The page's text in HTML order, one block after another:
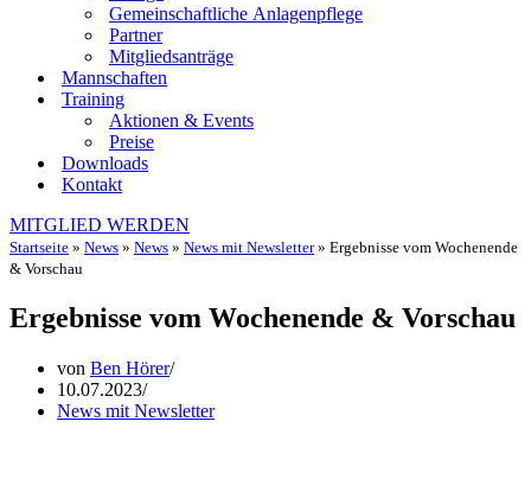
Gemeinschaftliche Anlagenpflege
Partner
Mitgliedsanträge
Mannschaften
Training
Aktionen & Events
Preise
Downloads
Kontakt
MITGLIED WERDEN
Startseite » News » News » News mit Newsletter» Ergebnisse vom Wochenende
& Vorschau
Ergebnisse vom Wochenende & Vorschau
von Ben Hörer
10.07.2023
News mit Newsletter